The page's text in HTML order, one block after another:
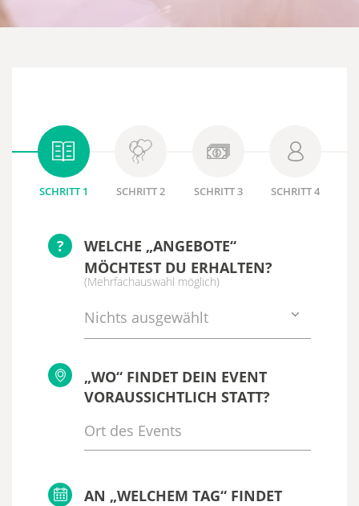
SCHRITT 1 SCHRITT 2 SCHRITT 3 SCHRITT 4
?
WELCHE „ANGEBOTE“
MÖCHTEST DU ERHALTEN?
(Mehrfachauswahl möglich)
Nichts ausgewählt
„WO“ FINDET DEIN EVENT
VORAUSSICHTLICH STATT?
AN „WELCHEM TAG“ FINDET